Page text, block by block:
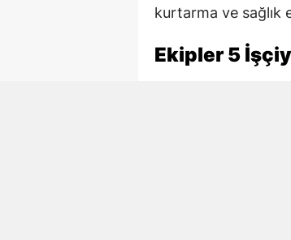
kurtarma ve sağlık
Ekipler 5